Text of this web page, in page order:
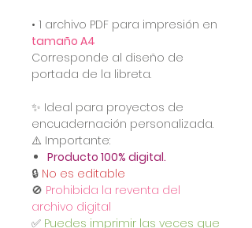
• 1 archivo PDF para impresión en
tamaño A4
Corresponde al diseño de
portada de la libreta.
✨ Ideal para proyectos de
encuadernación personalizada.
⚠️ Importante:
Producto 100% digital.
🔒 No es editable
🚫 Prohibida la reventa del
archivo digital
✅ Puedes imprimir las veces que